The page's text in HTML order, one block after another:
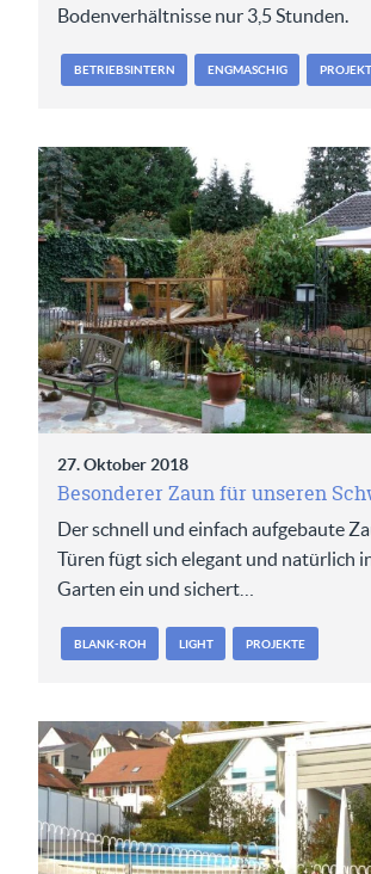
Bodenverhältnisse nur 3,5 Stunden.
BETRIEBSINTERN ENGMASCHIG
27. Oktober 2018
Besonderer Zaun für unseren
Der schnell und einfach aufgebaute
Türen fügt sich elegant und natürlich
Garten ein und sichert…
BLANK-ROH LIGHT PROJEKTE